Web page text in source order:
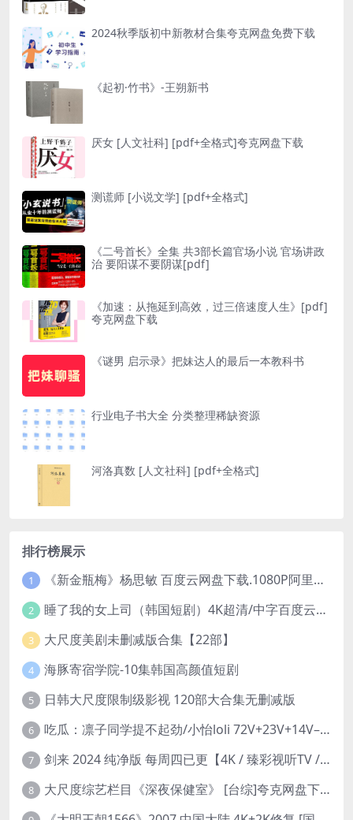
2024秋季版初中新教材合集夸克网盘免费下载
《起初·竹书》-王朔新书
厌女 [ 人文社科] [pdf+全格式]夸克网盘下载
测谎师 [ 小说文学] [pdf+全格式]
《二号首长》全集 共3部长篇官场小说 官场讲政
治 要阳谋不要阴谋[pdf]
《加速：从拖延到高效，过三倍速度人生》[pdf]
夸克网盘下载
《谜男 启示录》把妹达人的最后一本教科书
行业电子书大全 分类整理稀缺资源
河洛真数 [ 人文社科] [pdf+全格式]
排行榜展示
1 《新金瓶梅》杨思敏 百度云网盘下载.1080P阿里下载.国语中字.(1996)
2 睡了我的女上司（韩国短剧）4K超清/中字百度云网盘下载
3 大尺度美剧未删减版合集【22部】
4 海豚寄宿学院-10集韩国高颜值短剧
5 日韩大尺度限制级影视 120部大合集无删减版
6 吃瓜：凛子同学提不起劲/小怡loli 72V+23V+14V–24.02GB】
7 剑来 2024 纯净版 每周四已更【4K / 臻彩视听TV / 杜比音】附电子书百度网盘下载
8 大尺度综艺栏目《深夜保健室》 [台综]夸克网盘下载